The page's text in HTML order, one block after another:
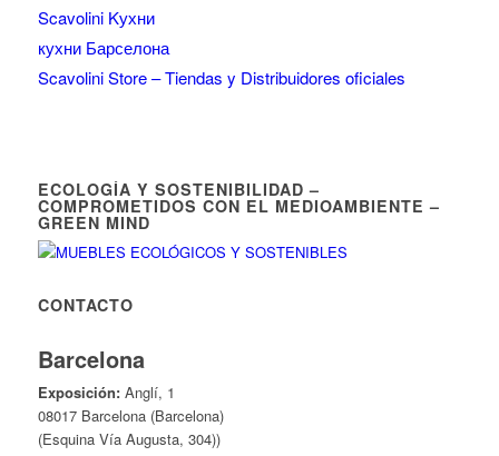
Scavolini Kухни
кухни Барселона
Scavolini Store – Tiendas y Distribuidores oficiales
ECOLOGÍA Y SOSTENIBILIDAD –
COMPROMETIDOS CON EL MEDIOAMBIENTE –
GREEN MIND
CONTACTO
Barcelona
Exposición:Anglí, 1
08017 Barcelona (Barcelona)
(Esquina Vía Augusta, 304))